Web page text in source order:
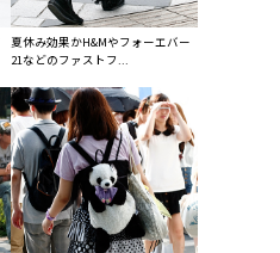
夏休み効果かH&Mやフォーエバー
21などのファストフ...